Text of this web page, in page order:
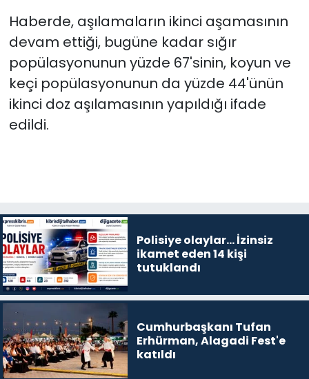
Haberde, aşılamaların ikinci aşamasının
devam ettiği, bugüne kadar sığır
popülasyonunun yüzde 67'sinin, koyun ve
keçi popülasyonunun da yüzde 44'ünün
ikinci doz aşılamasının yapıldığı ifade
edildi.
Polisiye olaylar… İzinsiz
ikamet eden 14 kişi
tutuklandı
Cumhurbaşkanı Tufan
Erhürman, Alagadi Fest'e
katıldı